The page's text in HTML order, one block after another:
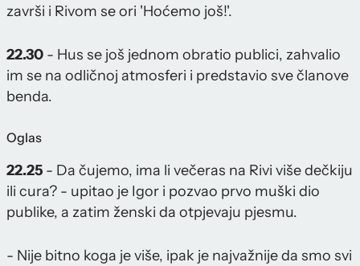
završi i Rivom se ori 'Hoćemo još!'.
22.30 - Hus se još jednom obratio publici, zahvalio
im se na odličnoj atmosferi i predstavio sve članove
benda.
Oglas
22.25 - Da čujemo, ima li večeras na Rivi više dečkiju
ili cura? - upitao je Igor i pozvao prvo muški dio
publike, a zatim ženski da otpjevaju pjesmu.
- Nije bitno koga je više, ipak je najvažnije da smo svi